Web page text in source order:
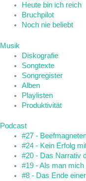
Heute bin ich reich
Bruchpilot
Noch nie beliebt
Musik
Diskografie
Songtexte
Songregister
Alben
Playlisten
Produktivität
Podcast
#27 -
#24 - Kein Erfolg
#20 - Das Narrativ
#19 - Als man
#8 - Das Ende